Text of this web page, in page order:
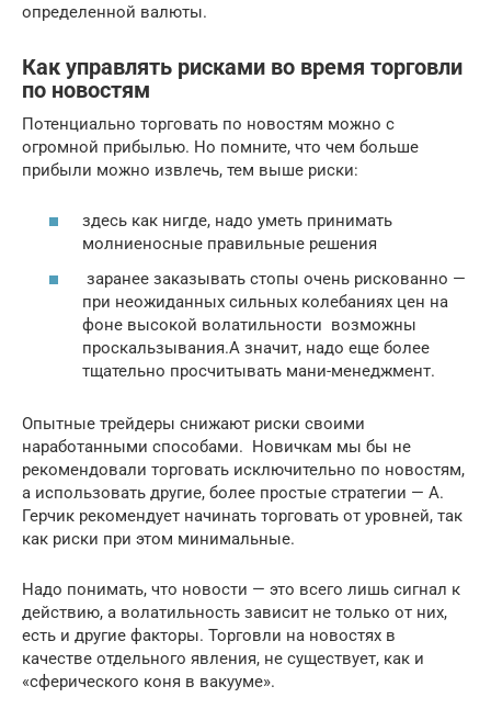
определенной валюты.
Как управлять рисками во время торговли
по новостям
Потенциально торговать по новостям можно с
огромной прибылью. Но помните, что чем больше
прибыли можно извлечь, тем выше риски:
здесь как нигде, надо уметь принимать
молниеносные правильные решения
заранее заказывать стопы очень рискованно —
при неожиданных сильных колебаниях цен на
фоне высокой волатильности возможны
проскальзывания.А значит, надо еще более
тщательно просчитывать мани-менеджмент.
Опытные трейдеры снижают риски своими
наработанными способами. Новичкам мы бы не
рекомендовали торговать исключительно по новостям,
а использовать другие, более простые стратегии — А.
Герчик рекомендует начинать торговать от уровней, так
как риски при этом минимальные.
Надо понимать, что новости — это всего лишь сигнал к
действию, а волатильность зависит не только от них,
есть и другие факторы. Торговли на новостях в
качестве отдельного явления, не существует, как и
«сферического коня в вакууме».